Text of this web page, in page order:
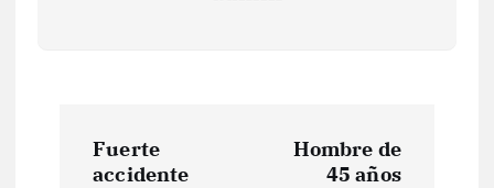
Fuerte
accidente
Hombre de
45 años